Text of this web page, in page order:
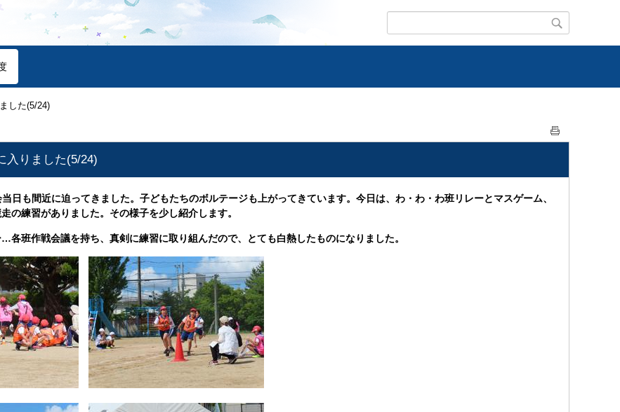
した(5/24)
入りました(5/24)
日も間近に迫ってきました。子どもたちのボルテージも上がってきています。今日は、わ・わ・わ班リレーとマスゲーム、
の練習がありました。その様子を少し紹介します。
班作戦会議を持ち、真剣に練習に取り組んだので、とても白熱したものになりました。